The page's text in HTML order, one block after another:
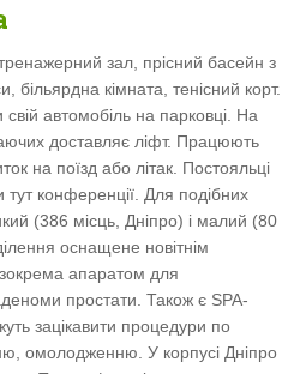
зал, прісний басейн з
більярдна кімната, тенісний корт.
автомобіль на парковці. На
доставляє ліфт. Працюють
на поїзд або літак. Постояльці
конференції. Для подібних
(386 місць, Дніпро) і малий (80
оснащене новітнім
апаратом для
простати. Також є SPA-
зацікавити процедури по
омолодженню. У корпусі Дніпро